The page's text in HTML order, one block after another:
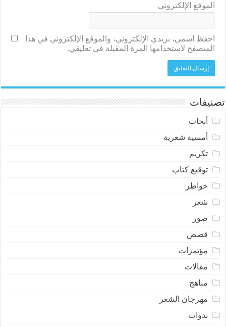
الموقع الإلكتروني
احفظ اسمي، بريدي الإلكتروني، والموقع الإلكتروني في هذا
المتصفح لاستخدامها المرة المقبلة في تعليقي.
تصنيفات
أبحاث
أمسية شعرية
تكريم
توقيع كتاب
خواطر
شعر
صور
قصص
مؤتمرات
مقالات
مناهج
مهرجان الشعر
ندوات